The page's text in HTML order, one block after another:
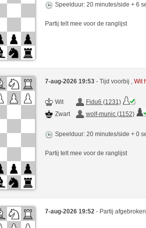
Speelduur: 20 minutes/side + 6
Partij telt mee voor de ranglijst
7-aug-2026 19:53 - Tijd voorbij , Wit
Wit
Fidu6 (1231)
Zwart
wolf-munic (1152)
Speelduur: 20 minutes/side + 0
Partij telt mee voor de ranglijst
7-aug-2026 19:52 - Partij afgebroken